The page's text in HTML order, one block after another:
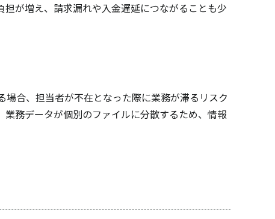
が増え、請求漏れや入金遅延につながることも少
合、担当者が不在となった際に業務が滞るリスク
務データが個別のファイルに分散するため、情報